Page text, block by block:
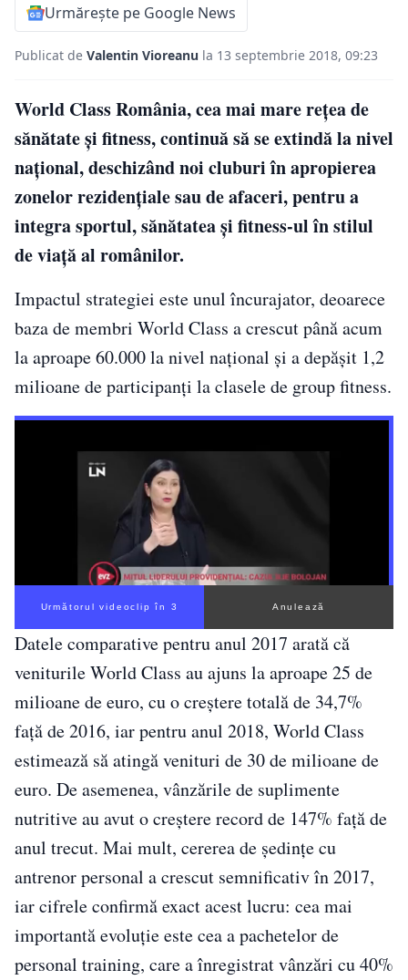
Urmărește pe Google News
Publicat de Valentin Vioreanu la 13 septembrie 2018, 09:23
World Class România, cea mai mare rețea de
sănătate și fitness, continuă să se extindă la nivel
național, deschizând noi cluburi în apropierea
zonelor rezidențiale sau de afaceri, pentru a
integra sportul, sănătatea și fitness-ul în stilul
de viață al românilor.
Impactul strategiei este unul încurajator, deoarece
baza de membri World Class a crescut până acum
la aproape 60.000 la nivel național și a depășit 1,2
milioane de participanți la clasele de group fitness.
Următorul videoclip în 2 Anulează
Datele comparative pentru anul 2017 arată că
veniturile World Class au ajuns la aproape 25 de
milioane de euro, cu o creștere totală de 34,7%
față de 2016, iar pentru anul 2018, World Class
estimează să atingă venituri de 30 de milioane de
euro. De asemenea, vânzările de suplimente
nutritive au avut o creștere record de 147% față de
anul trecut. Mai mult, cererea de ședințe cu
antrenor personal a crescut semnificativ în 2017,
iar cifrele confirmă exact acest lucru: cea mai
importantă evoluție este cea a pachetelor de
personal training, care a înregistrat vânzări cu 40%